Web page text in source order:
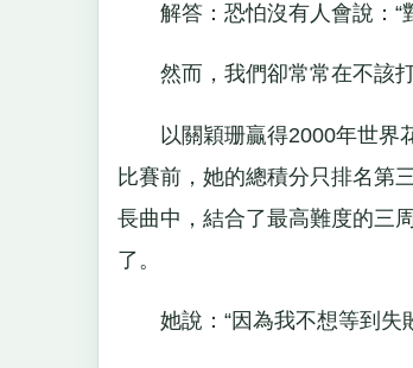
解答：恐怕沒有人會說：“對
然而，我們卻常常在不該打
以關穎珊贏得2000年世界花
比賽前，她的總積分只排名第
長曲中，結合了最高難度的三
了。
她說：“因為我不想等到失